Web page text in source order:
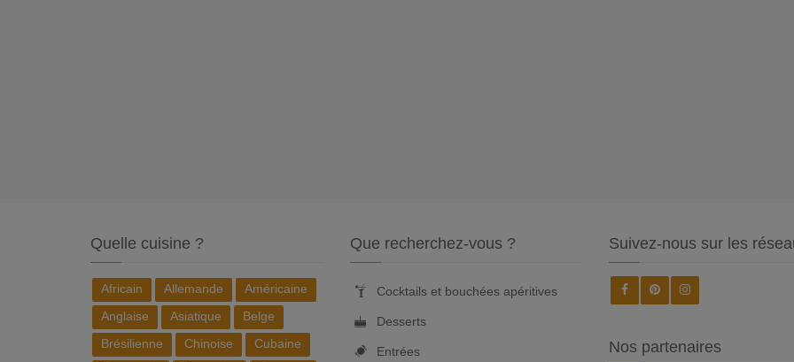
Quelle cuisine ?
Africain Allemande
Américaine
Anglaise
Asiatique
Belge
Brésilienne
Chinoise
Cubaine
Que recherchez-vous ?
Cocktails et bouchées apéritives
Desserts
Entrées
Suivez-nous sur les
Nos partenaires